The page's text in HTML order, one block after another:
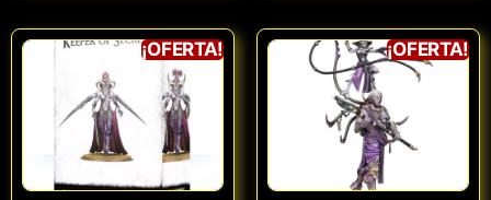
¡OFERTA! ¡OFERTA!